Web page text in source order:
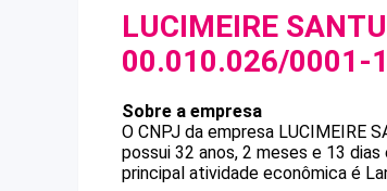
LUCIMEIRE
00.010.026/0001-
Sobre a empresa
O CNPJ da empresa LUCIMEIRE
possui 32 anos, 2 meses e 13
principal atividade econômica é